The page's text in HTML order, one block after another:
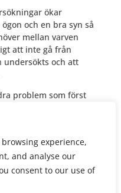
experience,
and analyse our
consent to our use of
ökar
och en bra syn så
mellan varven
att inte gå från
undersökts och att
problem som först
på det.
för ditt öga och din
är helt frisk kan det
du har en
jämföra med när du